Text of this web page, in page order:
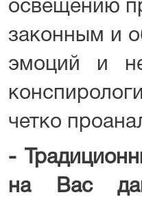
освещению
законным и
эмоций и не
четко
-
на Вас